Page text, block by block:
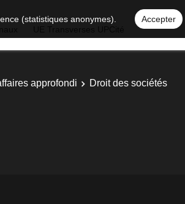
(statistiques anonymes). Accepter
approfondi Droit des sociétés